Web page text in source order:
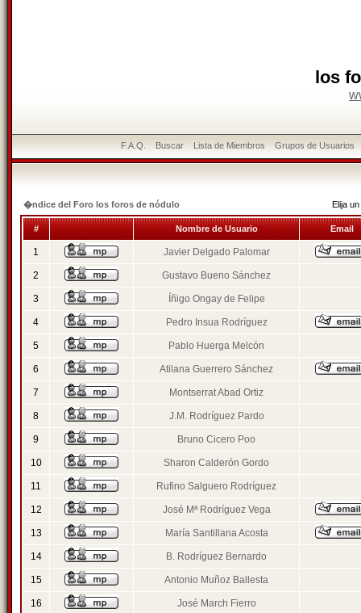
los
F.A.Q. Buscar Lista de Miembros Grupos de Usuarios
�ndice del Foro los foros de nódulo Elija
# Nombre de Usuario Email
1 Javier Delgado Palomar
2 Gustavo Bueno Sánchez
3 Íñigo Ongay de Felipe
4 Pedro Insua Rodríguez
5 Pablo Huerga Melcón
6 Atilana Guerrero Sánchez
7 Montserrat Abad Ortiz
8 J.M. Rodríguez Pardo
9 Bruno Cicero Poo
10 Sharon Calderón Gordo
11 Rufino Salguero Rodríguez
12 José Mª Rodríguez Vega
13 María Santillana Acosta
14 B. Rodríguez Bernardo
15 Antonio Muñoz Ballesta
16 José March Fierro